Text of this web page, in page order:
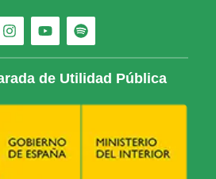
de Utilidad Pública